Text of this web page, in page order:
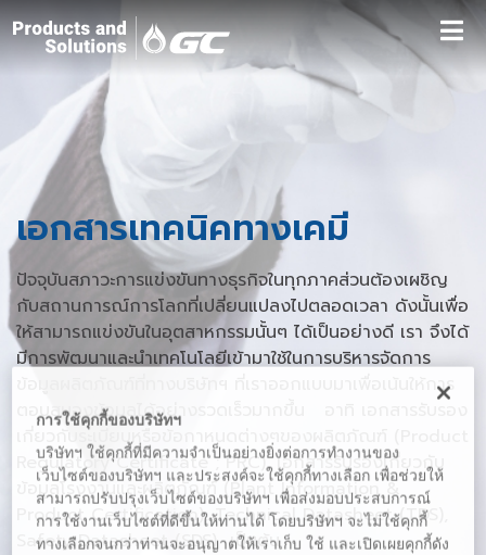
เอกสารเทคนิคทางเคมี
ปัจจุบันสภาวะการแข่งขันทางธุรกิจในทุกภาคส่วนต้องเผชิญ
กับสถานการณ์การโลกที่เปลี่ยนแปลงไปตลอดเวลา ดังนั้นเพื่อ
ให้สามารถแข่งขันในอุตสาหกรรมนั้นๆ ได้เป็นอย่างดี เรา จึงได้
มีการพัฒนาและนำเทคโนโลยีเข้ามาใช้ในการบริหารจัดการ
ข้อมูลผลิตภัณฑ์ที่ทางบริษัทฯ ที่เราออกแบบมาเพื่อเน้นให้การ
ตอบสนองข้อมูลได้อย่างรวดเร็วมากขึ้น อาทิ เอกสารรับรอง
เกี่ยวกับระเบียบหรือข้อกาหนดต่างๆของผลิตภัณฑ์ (Product
Regulatory Certificate ; PRC), เอกสารรับรองเกี่ยวกับ
ข้อมูลโรงงานและผลิตภัณฑ์ (Plant Information &
Product Certification), Technical Datasheet (TDS),
Safety Datasheet (SDS) เป็นต้น
การใช้คุกกี้ของบริษัทฯ
บริษัทฯ ใช้คุกกี้ที่มีความจำเป็นอย่างยิ่งต่อการทำงานของ
เว็บไซต์ของบริษัทฯ และประสงค์จะใช้คุกกี้ทางเลือก เพื่อช่วยให้
สามารถปรับปรุงเว็บไซต์ของบริษัทฯ เพื่อส่งมอบประสบการณ์
การใช้งานเว็บไซต์ที่ดีขึ้นให้ท่านได้ โดยบริษัทฯ จะไม่ใช้คุกกี้
ทางเลือกจนกว่าท่านจะอนุญาตให้เราเก็บ ใช้ และเปิดเผยคุกกี้ดัง